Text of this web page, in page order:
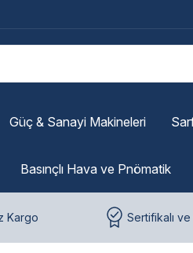
Güç & Sanayi Makineleri
Basınçlı Hava ve Pnömatik
Kargo Sertifikalı